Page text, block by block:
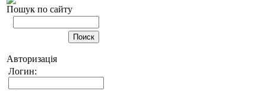
Пошук по сайту
Авторизація
Логин: